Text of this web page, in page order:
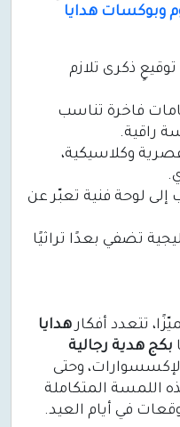
وبوكسات هدايا
ذكرى تلازم
فاخرة تناسب
راقية.
وكلاسيكية،
إلى لوحة فنية تعبّر عن
تضفي بعدًا تراثيًا
تتعدد أفكارهدايا
بكج هدية رجالية
وحتى
اللمسة المتكاملة
في أيام العيد.